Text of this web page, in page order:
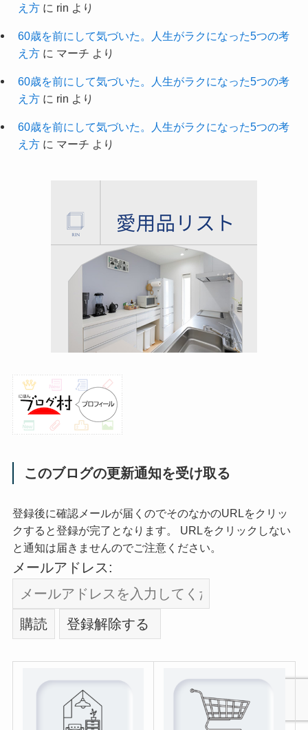
え方に rin より
60歳を前にして気づいた。人生がラクになった5つの考
え方に マーチ より
60歳を前にして気づいた。人生がラクになった5つの考
え方に rin より
60歳を前にして気づいた。人生がラクになった5つの考
え方に マーチ より
このブログの更新通知を受け取る
登録後に確認メールが届くのでそのなかのURLをクリッ
クすると登録が完了となります。 URLをクリックしない
と通知は届きませんのでご注意ください。
メールアドレス: